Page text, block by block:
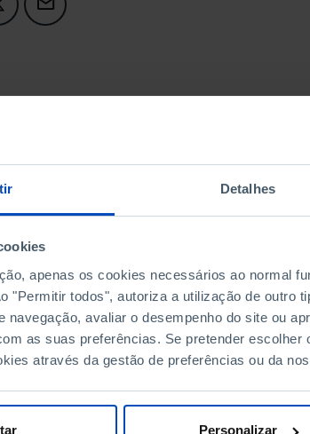
Detalhes
apenas os cookies necessários ao normal
"Permitir todos", autoriza a utilização de outro
navegação, avaliar o desempenho do site ou
as suas preferências. Se pretender
através da gestão de preferências ou da
Personalizar
DATA DE FIM